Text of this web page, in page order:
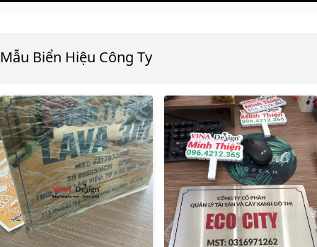
Mẫu Biển Hiệu Công Ty